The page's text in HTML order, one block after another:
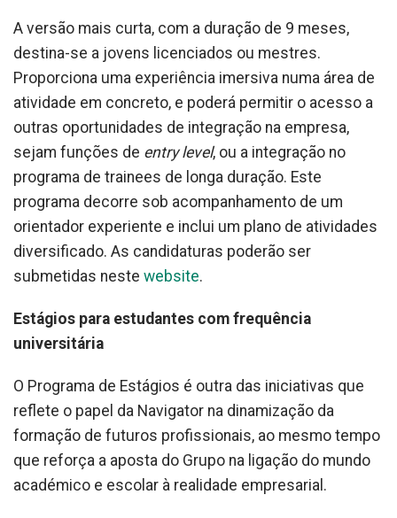
A versão mais curta, com a duração de 9 meses,
destina-se a jovens licenciados ou mestres.
Proporciona uma experiência imersiva numa área de
atividade em concreto, e poderá permitir o acesso a
outras oportunidades de integração na empresa,
sejam funções de entry level, ou a integração no
programa de trainees de longa duração. Este
programa decorre sob acompanhamento de um
orientador experiente e inclui um plano de atividades
diversificado. As candidaturas poderão ser
submetidas neste website.
Estágios para estudantes com frequência
universitária
O Programa de Estágios é outra das iniciativas que
reflete o papel da Navigator na dinamização da
formação de futuros profissionais, ao mesmo tempo
que reforça a aposta do Grupo na ligação do mundo
académico e escolar à realidade empresarial.